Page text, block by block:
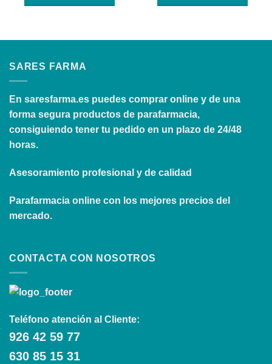
SARES FARMA
En saresfarma.es puedes comprar online y de una
forma segura productos de parafarmacia,
consiguiendo tener tu pedido en un plazo de 24/48
horas.
Asesoramiento profesional y de calidad
Parafarmacia online con los mejores precios del
mercado.
CONTACTA CON NOSOTROS
Teléfono atención al Cliente:
926 42 59 77
630 85 15 31